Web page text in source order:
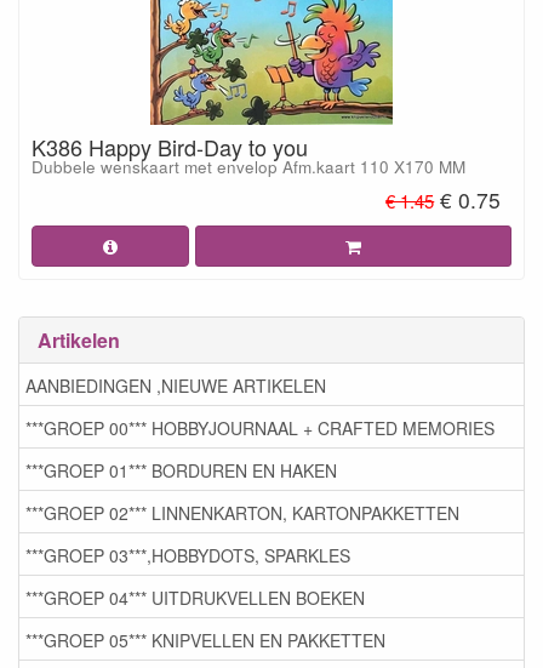
K386 Happy Bird-Day to you
Dubbele wenskaart met envelop Afm.kaart 110 X170 MM
€ 1.45 € 0.75
Artikelen
AANBIEDINGEN ,NIEUWE ARTIKELEN
***GROEP 00*** HOBBYJOURNAAL + CRAFTED MEMORIES
***GROEP 01*** BORDUREN EN HAKEN
***GROEP 02*** LINNENKARTON, KARTONPAKKETTEN
***GROEP 03***,HOBBYDOTS, SPARKLES
***GROEP 04*** UITDRUKVELLEN BOEKEN
***GROEP 05*** KNIPVELLEN EN PAKKETTEN